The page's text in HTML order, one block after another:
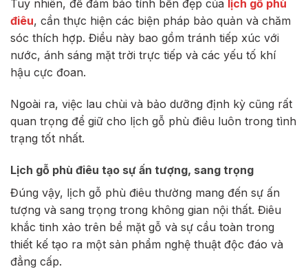
Tuy nhiên, để đảm bảo tính bền đẹp của lịch gỗ phù
điêu, cần thực hiện các biện pháp bảo quản và chăm
sóc thích hợp. Điều này bao gồm tránh tiếp xúc với
nước, ánh sáng mặt trời trực tiếp và các yếu tố khí
hậu cực đoan.
Ngoài ra, việc lau chùi và bảo dưỡng định kỳ cũng rất
quan trọng để giữ cho lịch gỗ phù điêu luôn trong tình
trạng tốt nhất.
Lịch gỗ phù điêu tạo sự ấn tượng, sang trọng
Đúng vậy, lịch gỗ phù điêu thường mang đến sự ấn
tượng và sang trọng trong không gian nội thất. Điêu
khắc tinh xảo trên bề mặt gỗ và sự cầu toàn trong
thiết kế tạo ra một sản phẩm nghệ thuật độc đáo và
đẳng cấp.